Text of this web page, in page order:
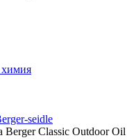
химия
seidle
Berger Classic Outdoor